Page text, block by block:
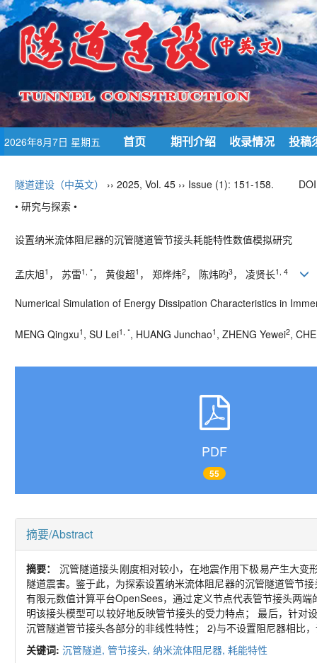
2026年8月7日 星期五 首页 期刊介绍 收录情况 投稿
隧道建设（中英文） ›› 2025, Vol. 45 ›› Issue (1): 151-158.
• 研究与探索 •
设置纳米流体阻尼器的沉管隧道管节接头耗能特性数值模拟研究
孟庆旭1 ， 苏雷1, *， 黄俊超1 ， 郑烨炜2， 陈炜昀3， 凌贤长1, 4
Numerical Simulation of Energy Dissipation Characteristics in
MENG Qingxu1 , SU Lei1, *, HUANG Junchao1 , ZHENG Yewei2,
PDF
55
摘要/Abstract
摘要： 沉管隧道接头刚度相对较小，在地震作用下极易产生大
隧道震害。鉴于此，为探索设置纳米流体阻尼器的沉管隧道管节
有限元数值计算平台OpenSees，通过定义节点代表管节接头两
明该接头模型可以较好地反映管节接头的受力特点； 最后，针对
沉管隧道管节接头各部分的非线性特性；
2)与不设置阻尼器相比
关键词: 沉管隧道, 管节接头, 纳米流体阻尼器, 耗能特性